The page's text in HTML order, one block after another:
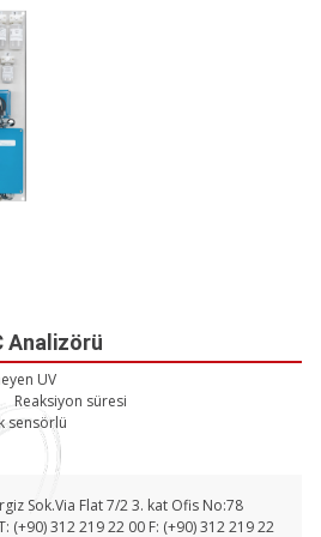
Analizörü
UV
Reaksiyon süresi
sensörlü
Sok.Via Flat 7/2 3. kat Ofis No:78
(+90) 312 219 22 00 F: (+90) 312 219 22